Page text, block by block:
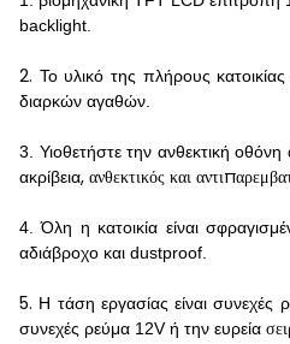
backlight.
2. Το υλικό της πλήρους κατοικίας
διαρκών αγαθών.
3. Υιοθετήστε την ανθεκτική
ακρίβεια, ανθεκτικός και
4. Όλη η κατοικία είναι
αδιάβροχο και dustproof.
5. Η τάση εργασίας είναι συνεχές
συνεχές ρεύμα 12V ή την ευρεία